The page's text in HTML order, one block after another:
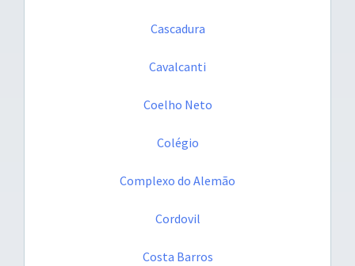
Cascadura
Cavalcanti
Coelho Neto
Colégio
Complexo do Alemão
Cordovil
Costa Barros